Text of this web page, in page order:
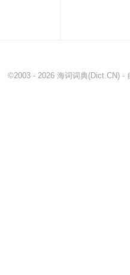
©2003 - 2026 海词词典(Dict.CN) -